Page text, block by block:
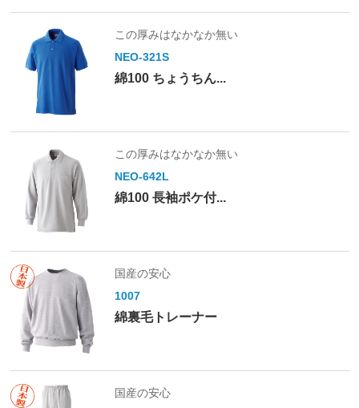
この厚みはなかなか無い
NEO-321S
綿100 ちょうちん...
この厚みはなかなか無い
NEO-642L
綿100 長袖ポケ付...
国産の安心
1007
綿裏毛トレーナー
国産の安心